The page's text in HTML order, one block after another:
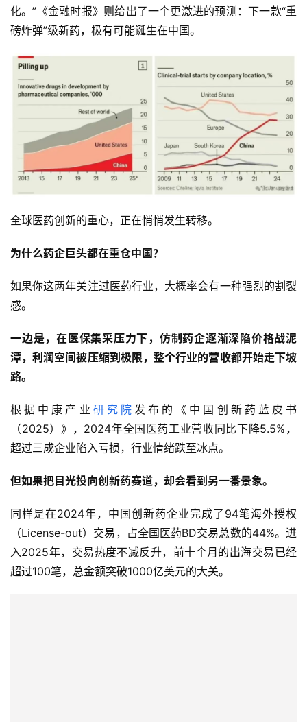
化。”《金融时报》则给出了一个更激进的预测：下一款“重
磅炸弹”级新药，极有可能诞生在中国。
全球医药创新的重心，正在悄悄发生转移。
为什么药企巨头都在重仓中国？
如果你这两年关注过医药行业，大概率会有一种强烈的割裂
感。
一边是，在医保集采压力下，仿制药企逐渐深陷价格战泥
潭，利润空间被压缩到极限，整个行业的营收都开始走下坡
路。
根据中康产业 研究院 发布的《中国创新药蓝皮书
（2025）》，2024年全国医药工业营收同比下降5.5%，
超过三成企业陷入亏损，行业情绪跌至冰点。
但如果把目光投向创新药赛道，却会看到另一番景象。
同样是在2024年，中国创新药企业完成了94笔海外授权
（License-out）交易，占全国医药BD交易总数的44%。进
入2025年，交易热度不减反升，前十个月的出海交易已经
超过100笔，总金额突破1000亿美元的大关。